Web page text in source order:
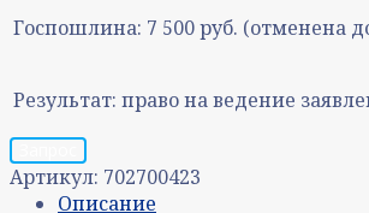
Госпошлина: 7 500 руб. (отменена
Результат: право на ведение
Артикул: 702700423
Описание